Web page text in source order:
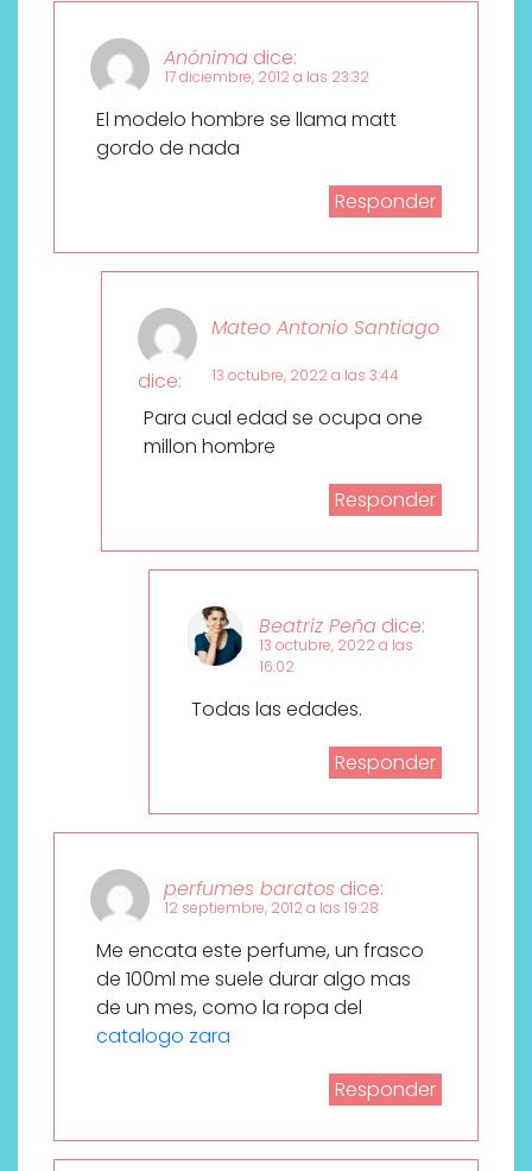
Anónima dice:
17 diciembre, 2012 a las 23:32
El modelo hombre se llama matt
gordo de nada
Responder
Mateo Antonio Santiago
dice:
13 octubre, 2022 a las 3:44
Para cual edad se ocupa one
millon hombre
Responder
Beatriz Peña dice:
13 octubre, 2022 a las
16:02
Todas las edades.
Responder
perfumes baratos dice:
12 septiembre, 2012 a las 19:28
Me encata este perfume, un frasco
de 100ml me suele durar algo mas
de un mes, como la ropa del
catalogo zara
Responder